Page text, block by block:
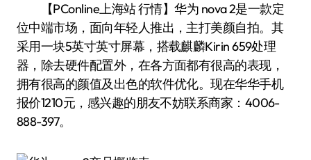
【PConline上海站 行情】华为 nova 2是一款定
位中端市场，面向年轻人推出，主打美颜自拍。其
采用一块5英寸英寸屏幕，搭载麒麟Kirin 659处理
器，除去硬件配置外，在各方面都有很高的表现，
拥有很高的颜值及出色的软件优化。现在华华手机
报价1210元，感兴趣的朋友不妨联系商家：4006-
888-397。